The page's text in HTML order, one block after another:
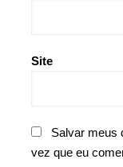
Site
Salvar meus
vez que eu